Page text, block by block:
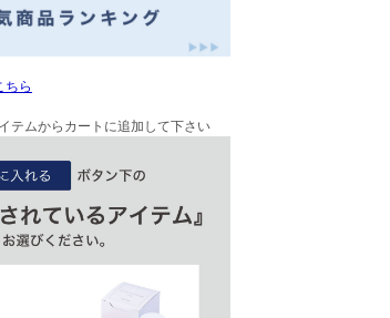
ちら
テムからカートに追加して下さい